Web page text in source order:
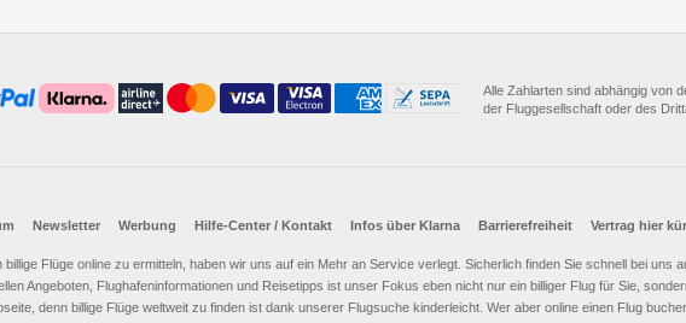
Alle Zahlarten sind abhängig von
der Fluggesellschaft oder des
Newsletter Werbung Hilfe-Center / Kontakt Infos über Klarna Barrierefreiheit Vertrag hier
Flüge online zu ermitteln, haben wir uns auf ein Mehr an Service verlegt. Sicherlich finden Sie schnell bei uns
Angeboten, Flughafeninformationen und Reisetipps ist unser Fokus eben nicht nur ein billiger Flug für Sie,
denn billige Flüge weltweit zu finden ist dank unserer Flugsuche kinderleicht. Wer aber online einen Flug